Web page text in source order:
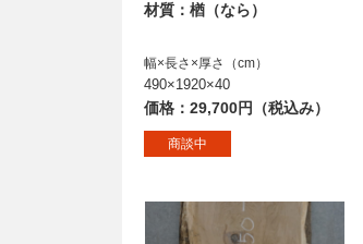
材質：楢（なら）
幅×長さ×厚さ（cm）
490×1920×40
価格：29,700円（税込み）
商談中